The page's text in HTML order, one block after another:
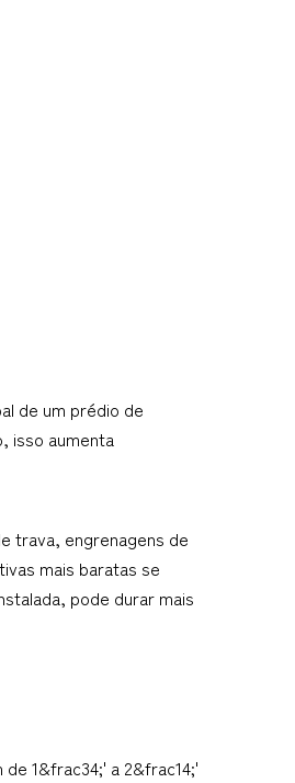
de um prédio de
isso aumenta
trava, engrenagens de
mais baratas se
pode durar mais
1&frac34;' a 2&frac14;'